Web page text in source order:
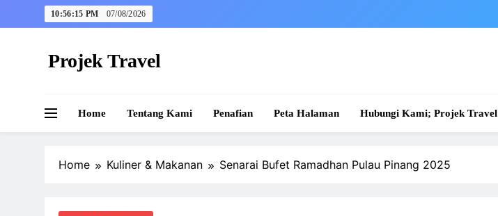
to
10:56:16 PM 07/08/2026
Projek Travel
Home Tentang Kami Penafian Peta Halaman Hubungi Kami; Projek Travel
Home Kuliner & Makanan Senarai Bufet Ramadhan Pulau Pinang 2025